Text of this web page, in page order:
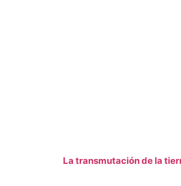
La transmutación de la